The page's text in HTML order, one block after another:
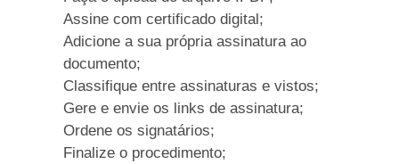
Assine com certificado digital;
Adicione a sua própria assinatura ao
documento;
Classifique entre assinaturas e vistos;
Gere e envie os links de assinatura;
Ordene os signatários;
Finalize o procedimento;